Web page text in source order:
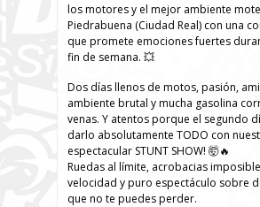
los motores y el mejor ambiente
Piedrabuena (Ciudad Real) con una
que promete emociones fuertes
fin de semana. 💥
Dos días llenos de motos, pasión,
ambiente brutal y mucha gasolina
venas. Y atentos porque el segundo
darlo absolutamente TODO con
espectacular STUNT SHOW! 🤯🔥
Ruedas al límite, acrobacias
velocidad y puro espectáculo sobre
que no te puedes perder.